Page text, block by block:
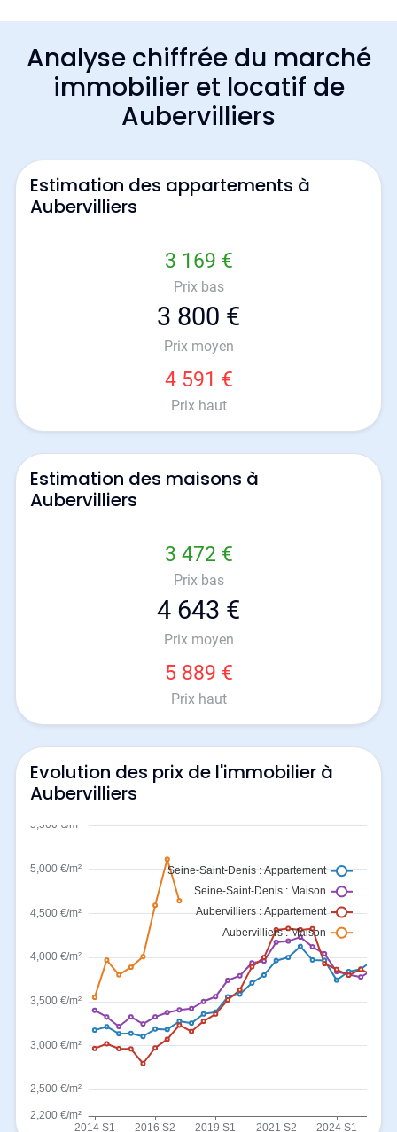
Analyse chiffrée du marché
immobilier et locatif de
Aubervilliers
Estimation des appartements à
Aubervilliers
3 169 €
Prix bas
3 800 €
Prix moyen
4 591 €
Prix haut
Estimation des maisons à
Aubervilliers
3 472 €
Prix bas
4 643 €
Prix moyen
5 889 €
Prix haut
Evolution des prix de l'immobilier à
Aubervilliers